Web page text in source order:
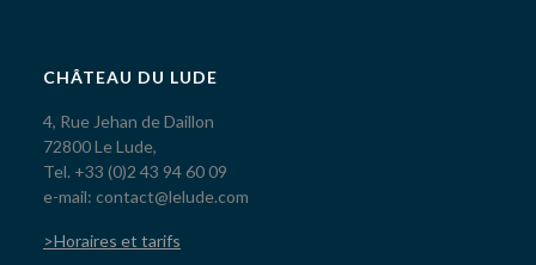
CHÂTEAU DU LUDE
4, Rue Jehan de Daillon
72800 Le Lude,
Tel. +33 (0)2 43 94 60 09
e-mail: contact@lelude.com
>Horaires et tarifs